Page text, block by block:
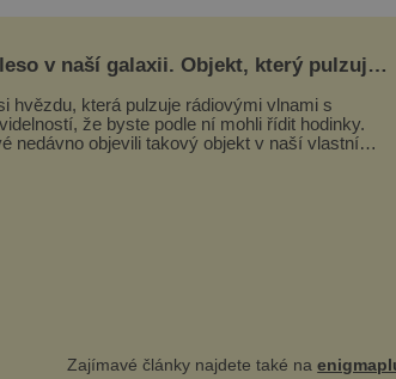
v naší galaxii. Objekt, který pulzuje
hvězdu, která pulzuje rádiovými vlnami s
že byste podle ní mohli řídit hodinky.
nedávno objevili takový objekt v naší vlastní
Zajímavé články najdete také na